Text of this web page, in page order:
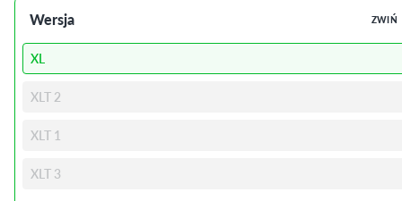
Wersja ZWIŃ
XL
XLT 2
XLT 1
XLT 3